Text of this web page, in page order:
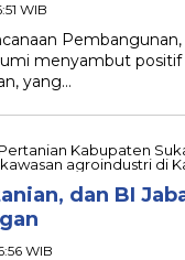
WIB
menyambut positif
yang…
dan BI
WIB